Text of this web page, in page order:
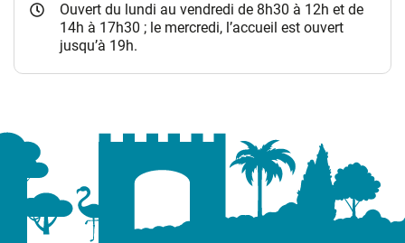
Ouvert du lundi au vendredi de 8h30 à 12h et de
14h à 17h30 ; le mercredi, l’accueil est ouvert
jusqu’à 19h.